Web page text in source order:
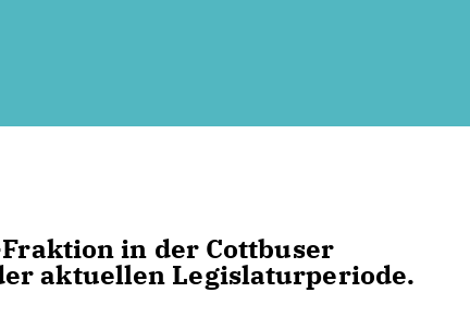
in der Cottbuser
aktuellen Legislaturperiode.